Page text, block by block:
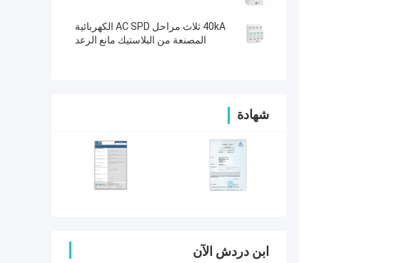
40kA ثلاث مراحل AC SPD الكهربائية
المصنعة من البلاستيك مانع الرعد
شهادة
ابن دردش الآن